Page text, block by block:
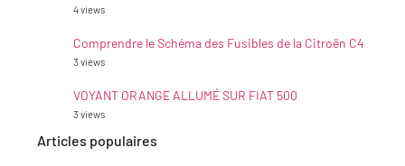
4 views
Comprendre le Schéma des Fusibles de la Citroën C4
3 views
VOYANT ORANGE ALLUMÉ SUR FIAT 500
3 views
Articles populaires